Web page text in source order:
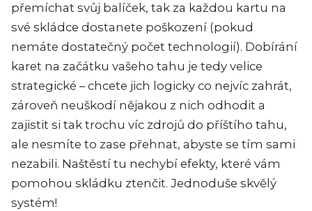
přemíchat svůj balíček, tak za každou kartu na
své skládce dostanete poškození (pokud
nemáte dostatečný počet technologií). Dobírání
karet na začátku vašeho tahu je tedy velice
strategické – chcete jich logicky co nejvíc zahrát,
zároveň neuškodí nějakou z nich odhodit a
zajistit si tak trochu víc zdrojů do příštího tahu,
ale nesmíte to zase přehnat, abyste se tím sami
nezabili. Naštěstí tu nechybí efekty, které vám
pomohou skládku ztenčit. Jednoduše skvělý
systém!